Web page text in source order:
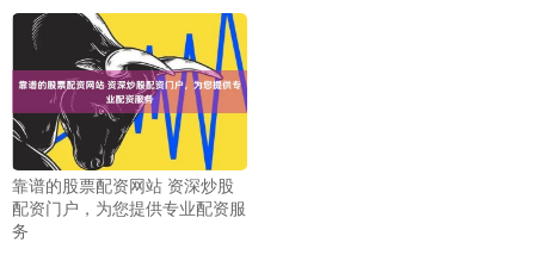
靠谱的股票配资网站 资深炒股
配资门户，为您提供专业配资服
务